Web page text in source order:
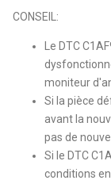
CONSEIL:
Le DTC
moniteur
Si la pièce
avant la
pas de
Si le DTC
conditions